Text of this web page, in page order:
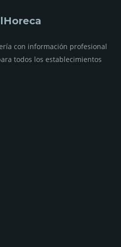
con información profesional
todos los establecimientos